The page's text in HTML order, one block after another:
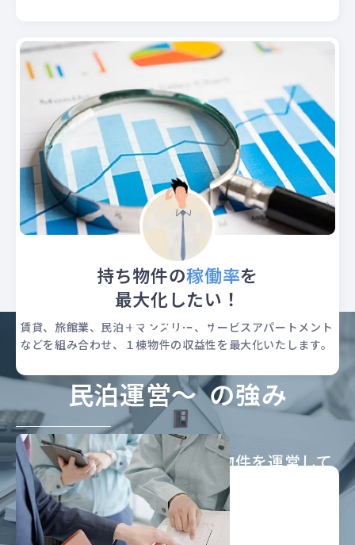
持ち物件の稼働率を
最大化したい！
賃貸、旅館業、民泊＋マンスリー、サービスアパートメント
などを組み合わせ、１棟物件の収益性を最大化いたします。
FEATURE
『YORISOI』～心をつなぐ
民泊運営～ の強み
私たちは自社で複数の民泊物件を運営して
おり、そこで培った経験とノウハウを基に
「勝てるお部屋」を創ることが、
最大の強みです。